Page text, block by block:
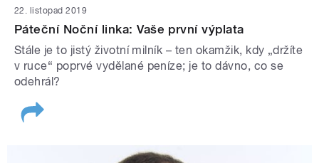
22. listopad 2019
Páteční Noční linka: Vaše první výplata
Stále je to jistý životní milník – ten okamžik, kdy „držíte
v ruce“ poprvé vydělané peníze; je to dávno, co se
odehrál?